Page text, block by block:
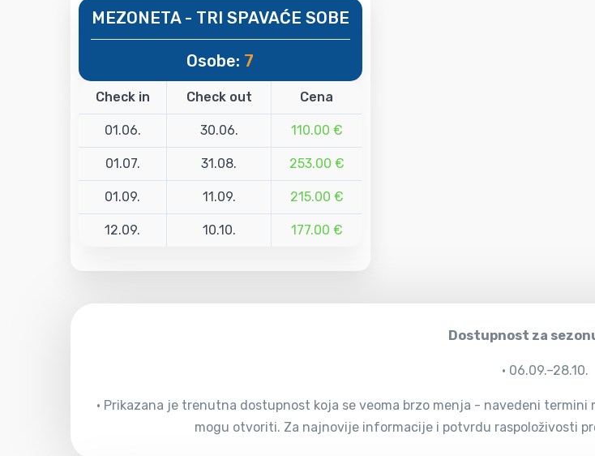
MEZONETA - TRI SPAVAĆE SOBE
Osobe: 7
Check in Check out Cena
01.06. 30.06. 110.00 €
01.07. 31.08. 253.00 €
01.09. 11.09. 215.00 €
12.09. 10.10. 177.00 €
Dostupnost za
• 06.09.–28.10.
• Prikazana je trenutna dostupnost koja se veoma brzo menja - navedeni
mogu otvoriti. Za najnovije informacije i potvrdu raspoloživosti